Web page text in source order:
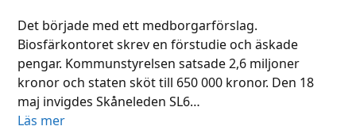
Det började med ett medborgarförslag.
Biosfärkontoret skrev en förstudie och äskade
pengar. Kommunstyrelsen satsade 2,6 miljoner
kronor och staten sköt till 650 000 kronor. Den 18
maj invigdes Skåneleden SL6…
Läs mer